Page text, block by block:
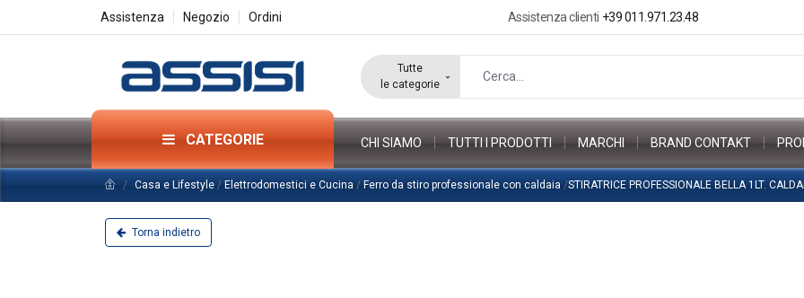
Assistenza Negozio Ordini Assistenza clienti +39 011.971.23.48
Tutte
le categorie
CATEGORIE CHI SIAMO TUTTI I PRODOTTI MARCHI BRAND CONTAKT
Casa e Lifestyle / Elettrodomestici e Cucina / Ferro da stiro professionale con caldaia /STIRATRICE PROFESSIONALE BELLA 1LT.
Torna indietro